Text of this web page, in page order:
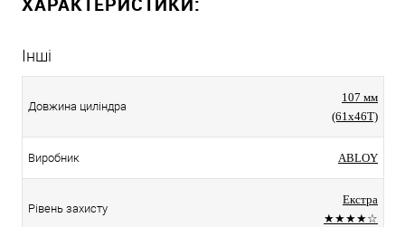
Інші
Довжина циліндра
107 мм
(61x46T)
Виробник ABLOY
Рівень захисту
Екстра
★★★★☆